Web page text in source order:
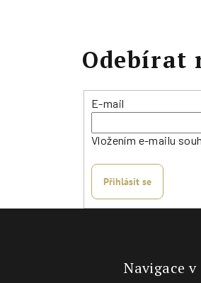
Odebírat
E-mail
Vložením e-mailu
Přihlásit se
Navigace